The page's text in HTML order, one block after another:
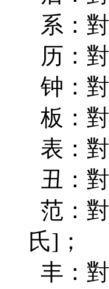
系：
历：
钟：
板：
表：
丑：
范：
氏]；
丰：